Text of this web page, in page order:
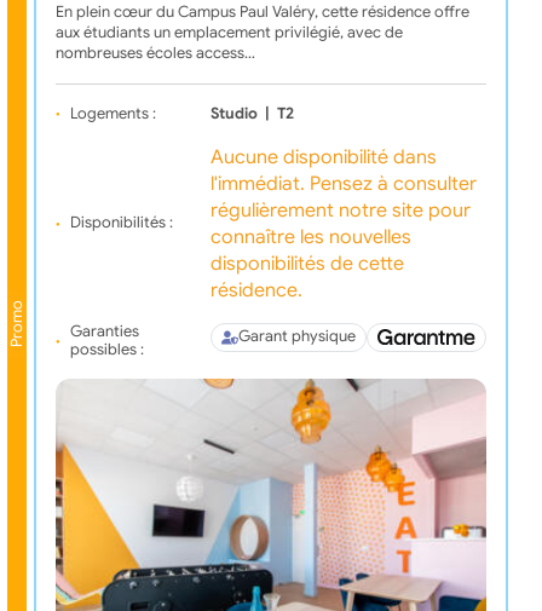
Promo
En plein cœur du Campus Paul Valéry, cette résidence offre
aux étudiants un emplacement privilégié, avec de
nombreuses écoles access…
Logements : Studio T2
Disponibilités :
Aucune disponibilité dans
l'immédiat. Pensez à consulter
régulièrement notre site pour
connaître les nouvelles
disponibilités de cette
résidence.
Garanties
possibles :
Garant physique